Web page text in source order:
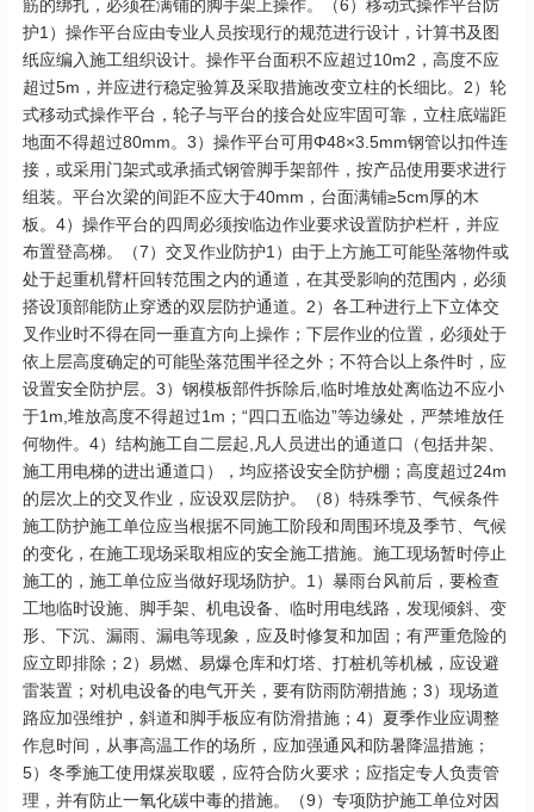
筋的绑扎，必须在满铺的脚手架上操作。（6）移动式操作平台防
护1）操作平台应由专业人员按现行的规范进行设计，计算书及图
纸应编入施工组织设计。操作平台面积不应超过10m2，高度不应
超过5m，并应进行稳定验算及采取措施改变立柱的长细比。2）轮
式移动式操作平台，轮子与平台的接合处应牢固可靠，立柱底端距
地面不得超过80mm。3）操作平台可用Φ48×3.5mm钢管以扣件连
接，或采用门架式或承插式钢管脚手架部件，按产品使用要求进行
组装。平台次梁的间距不应大于40mm，台面满铺≥5cm厚的木
板。4）操作平台的四周必须按临边作业要求设置防护栏杆，并应
布置登高梯。（7）交叉作业防护1）由于上方施工可能坠落物件或
处于起重机臂杆回转范围之内的通道，在其受影响的范围内，必须
搭设顶部能防止穿透的双层防护通道。2）各工种进行上下立体交
叉作业时不得在同一垂直方向上操作；下层作业的位置，必须处于
依上层高度确定的可能坠落范围半径之外；不符合以上条件时，应
设置安全防护层。3）钢模板部件拆除后,临时堆放处离临边不应小
于1m,堆放高度不得超过1m；“四口五临边”等边缘处，严禁堆放任
何物件。4）结构施工自二层起,凡人员进出的通道口（包括井架、
施工用电梯的进出通道口），均应搭设安全防护棚；高度超过24m
的层次上的交叉作业，应设双层防护。（8）特殊季节、气候条件
施工防护施工单位应当根据不同施工阶段和周围环境及季节、气候
的变化，在施工现场采取相应的安全施工措施。施工现场暂时停止
施工的，施工单位应当做好现场防护。1）暴雨台风前后，要检查
工地临时设施、脚手架、机电设备、临时用电线路，发现倾斜、变
形、下沉、漏雨、漏电等现象，应及时修复和加固；有严重危险的
应立即排除；2）易燃、易爆仓库和灯塔、打桩机等机械，应设避
雷装置；对机电设备的电气开关，要有防雨防潮措施；3）现场道
路应加强维护，斜道和脚手板应有防滑措施；4）夏季作业应调整
作息时间，从事高温工作的场所，应加强通风和防暑降温措施；
5）冬季施工使用煤炭取暖，应符合防火要求；应指定专人负责管
理，并有防止一氧化碳中毒的措施。（9）专项防护施工单位对因